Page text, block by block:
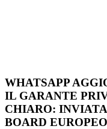
WHATSAPP
IL GARANTE
CHIARO:
BOARD EUROPEO